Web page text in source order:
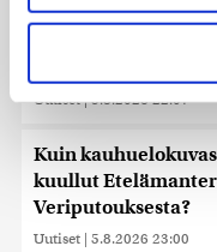
Lue lisää siitä, miten
suostumustasi tai
evästeilmoituksessa.
Käytämme evästeitä
räätälöimiseen,
tukemiseen ja
jaamme sosiaalisen
alan
Reuters: FBI aloitti
ja Venäjän kanssa,
Uutiset | 5.8.2026 22:07
Kuin
kuullut
Veriputouksesta?
Uutiset | 5.8.2026 23:00